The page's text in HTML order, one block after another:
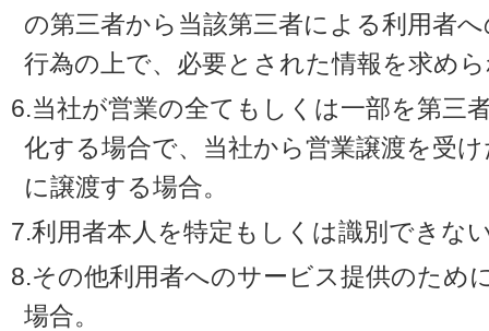
の第三者から当該第三者による利用者
行為の上で、必要とされた情報を求め
6.当社が営業の全てもしくは一部を第三
化する場合で、当社から営業譲渡を受
に譲渡する場合。
7.利用者本人を特定もしくは識別できな
8.その他利用者へのサービス提供のため
場合。